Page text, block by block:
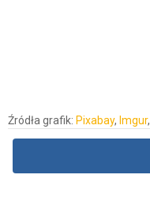
Źródła grafik: Pixabay, Imgur,